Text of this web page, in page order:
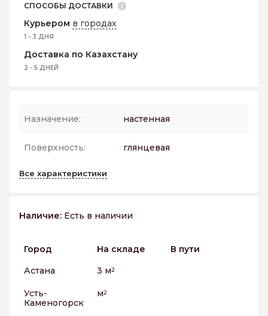
СПОСОБЫ ДОСТАВКИ
Курьером в городах
1 - 3 ДНЯ
Доставка по Казахстану
2 - 5 ДНЕЙ
Назначение: настенная
Поверхность: глянцевая
Все характеристики
Наличие: Есть в наличии
Город На складе
В пути
Астана
3 м2
Усть-
Каменогорск
м2